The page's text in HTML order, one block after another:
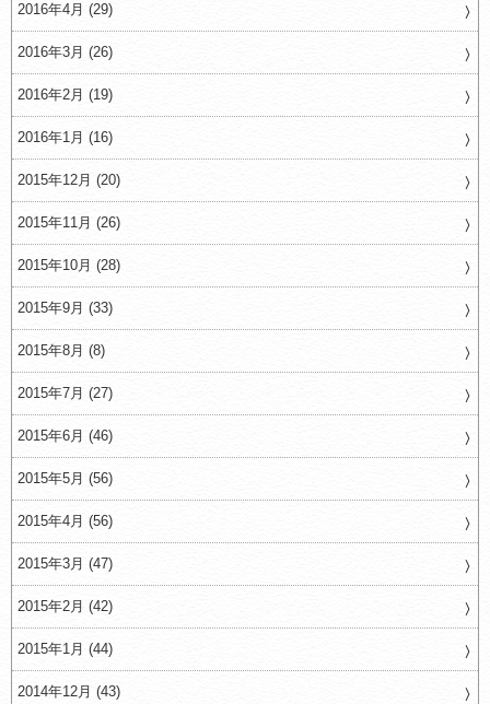
2016年4月 (29)
2016年3月 (26)
2016年2月 (19)
2016年1月 (16)
2015年12月 (20)
2015年11月 (26)
2015年10月 (28)
2015年9月 (33)
2015年8月 (8)
2015年7月 (27)
2015年6月 (46)
2015年5月 (56)
2015年4月 (56)
2015年3月 (47)
2015年2月 (42)
2015年1月 (44)
2014年12月 (43)